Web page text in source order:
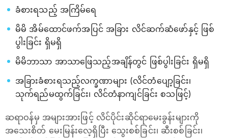
ခံစားရသည့် အကြိမ်ရေ
မိမိ အိမ်ထောင်ဖက်အပြင် အခြား လိင်ဆက်ဆံဖော်နှင့် ဖြစ်
ပွါးခြင်း ရှိမရှိ
မိမိဘာသာ အာသာဖြေသည့်အချိန်တွင် ဖြစ်ပွါးခြင်း ရှိမရှိ
အခြားခံစားရသည့်လက္ခဏာများ (လိင်တံပျော့ခြင်း၊
သုက်ရည်မထွက်ခြင်း၊ လိင်တံနာကျင်ခြင်း စသဖြင့်)
ဆရာဝန်မှ အများအားဖြင့် လိင်ပိုင်းဆိုင်ရာမေးခွန်းများကို
အသေးစိတ် မေးမြန်းလေ့ရှိပြီး သွေးစစ်ခြင်း၊ ဆီးစစ်ခြင်း၊